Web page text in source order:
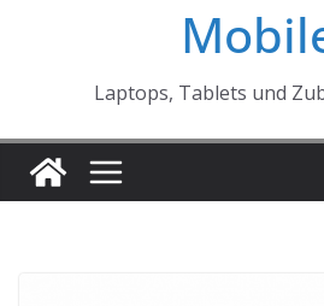
Laptops, Tablets und